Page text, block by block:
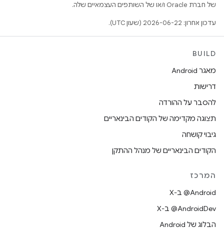
של חברת Oracle ו/או של השותפים העצמאיים שלה.
עדכון אחרון: 2026-06-22 (שעון UTC).
BUILD
מאגר Android
דרישות
להסבר על ההורדה
תצוגה מקדימה של הקודים הבינאריים
גיבוי קושחה
הקודים הבינאריים של מנהל ההתקן
המרכז
‫‎@Android ב-X
‫‎@AndroidDev ב-X
הבלוג של Android